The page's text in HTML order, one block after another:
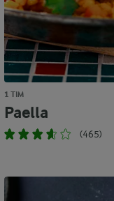
1 TIM
Paella
(465)